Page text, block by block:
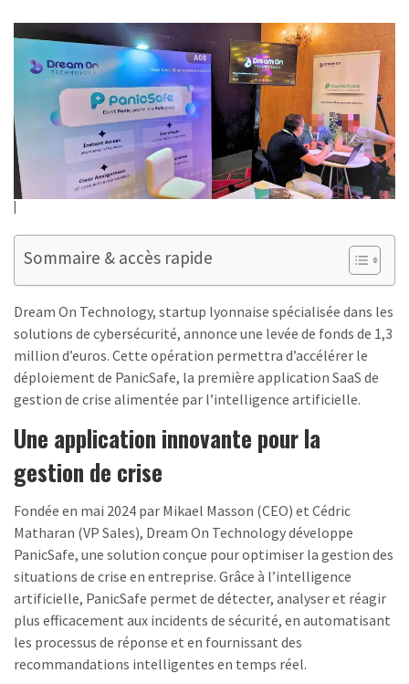
Sommaire & accès rapide
Dream On Technology, startup lyonnaise spécialisée dans les
solutions de cybersécurité, annonce une levée de fonds de 1,3
million d’euros. Cette opération permettra d’accélérer le
déploiement de PanicSafe, la première application SaaS de
gestion de crise alimentée par l’intelligence artificielle.
Une application innovante pour la
gestion de crise
Fondée en mai 2024 par Mikael Masson (CEO) et Cédric
Matharan (VP Sales), Dream On Technology développe
PanicSafe, une solution conçue pour optimiser la gestion des
situations de crise en entreprise. Grâce à l’intelligence
artificielle, PanicSafe permet de détecter, analyser et réagir
plus efficacement aux incidents de sécurité, en automatisant
les processus de réponse et en fournissant des
recommandations intelligentes en temps réel.